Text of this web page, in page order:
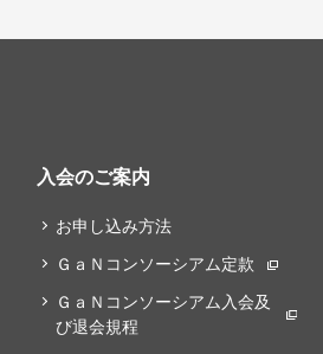
入会のご案内
お申し込み方法
ＧａＮコンソーシアム定款
ＧａＮコンソーシアム入会及
び退会規程